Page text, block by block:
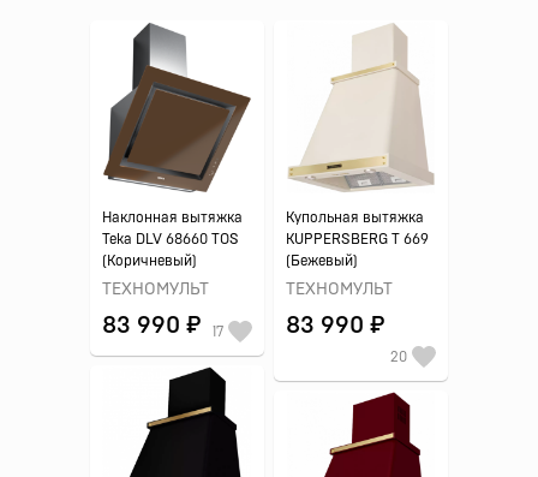
Наклонная вытяжка
Teka DLV 68660 TOS
(Коричневый)
ТЕХНОМУЛЬТ
83 990 ₽ 17
Купольная вытяжка
KUPPERSBERG T 669
(Бежевый)
ТЕХНОМУЛЬТ
83 990 ₽
20